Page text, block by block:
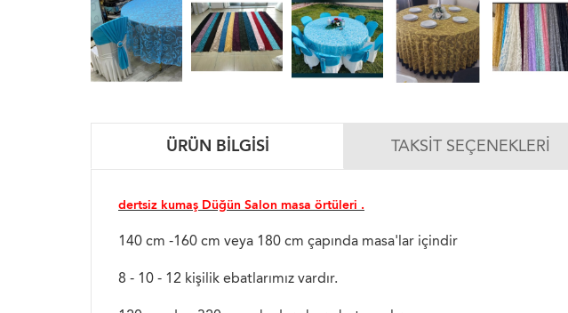
ÜRÜN BILGISI TAKSIT SEÇENEKLERI
dertsiz kumaş Düğün Salon masa örtüleri .
140 cm -160 cm veya 180 cm çapında masa'lar içindir
8 - 10 - 12 kişilik ebatlarımız vardır.